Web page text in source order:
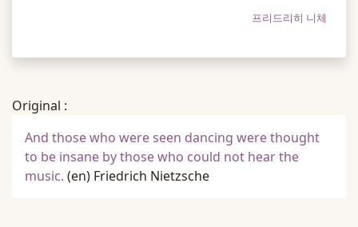
프리드리히 니체
Original :
And those who were seen dancing were thought
to be insane by those who could not hear the
music. (en) Friedrich Nietzsche